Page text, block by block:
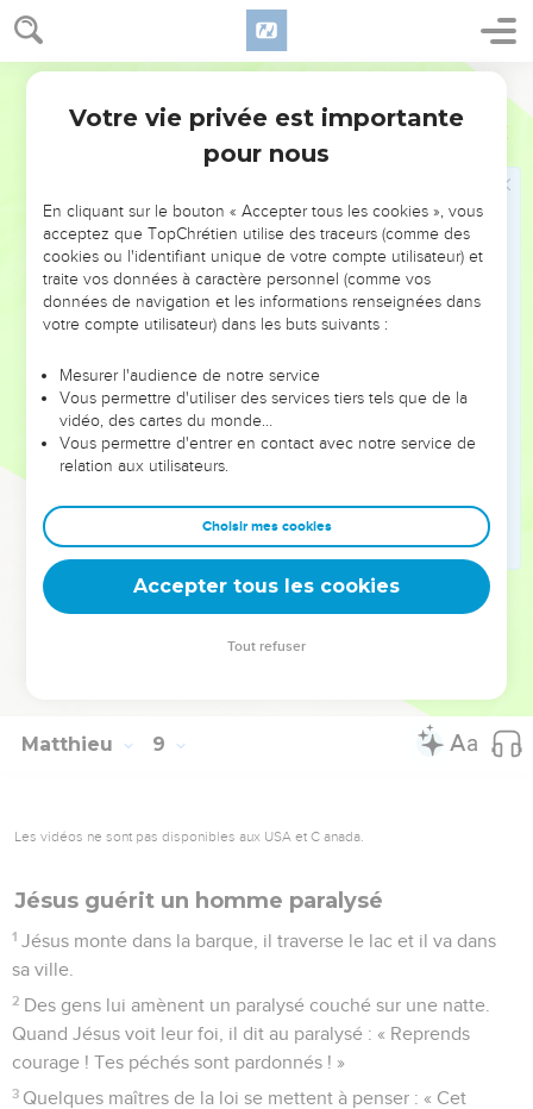
Matthieu 8
Ils sont très dangereux, et personne n’ose passer par ce
chemin.
Ils se mettent à crier : « Fils de Dieu, qu’est-ce que tu nous
veux ? Est-ce que tu es venu ici pour nous punir avant le
moment fixé par Dieu ? »
train de chercher leur nourriture.
Les esprits mauvais supplient Jésus en disant : « Si tu veux
nous chasser, envoie-nous dans ce troupeau de cochons ! »
Jésus leur dit : « Allez-y ! » Les esprits mauvais sortent des
troupeau se précipite du haut de la pente dans le lac, et les
cochons se noient.
Les gardiens du troupeau partent en courant. Ils vont à la
ville. Ils racontent tout ce qui s’est passé et ce qui est arrivé
Tous les habitants de la ville sortent pour aller à la
rencontre de Jésus. Quand ils le voient, ils le supplient en
disant : « Quitte notre pays ! »
© Société biblique française – Bibli’O, 2000, avec autorisation. Pour vous procurer
Matthieu 9
Les vidéos ne sont pas disponibles aux USA et C anada.
Jésus guérit un homme paralysé
1 Jésus monte dans la barque, il traverse le lac et il va dans
sa ville.
2 Des gens lui amènent un paralysé couché sur une natte.
Quand Jésus voit leur foi, il dit au paralysé : « Reprends
courage ! Tes péchés sont pardonnés ! »
3 Quelques maîtres de la loi se mettent à penser : « Cet
Votre vie privée est importante
pour nous
En cliquant sur le bouton « Accepter tous les cookies », vous
acceptez que TopChrétien utilise des traceurs (comme des
cookies ou l'identifiant unique de votre compte utilisateur) et
traite vos données à caractère personnel (comme vos
données de navigation et les informations renseignées dans
votre compte utilisateur) dans les buts suivants :
Mesurer l'audience de notre service
Vous permettre d'utiliser des services tiers tels que de la
vidéo, des cartes du monde…
Vous permettre d'entrer en contact avec notre service de
relation aux utilisateurs.
Choisir mes cookies
Accepter tous les cookies
Tout refuser